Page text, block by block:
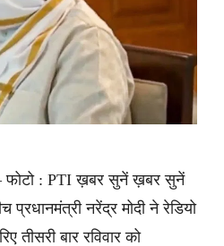
फोटो : PTI ख़बर सुनें ख़बर सुनें
नरेंद्र मोदी ने रेडियो
तीसरी बार रविवार को